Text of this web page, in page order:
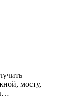
мосту,